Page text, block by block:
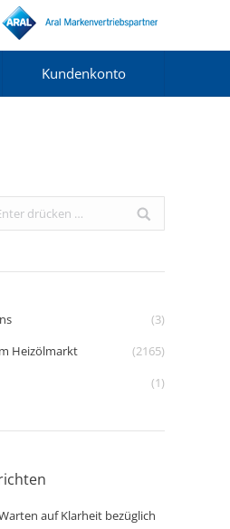
Kundenkonto
(3)
Heizölmarkt
(2165)
(1)
auf Klarheit bezüglich